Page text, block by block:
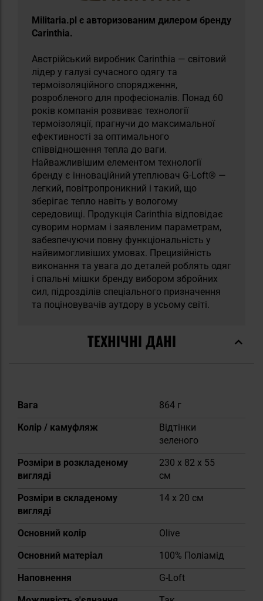
Militaria.pl є авторизованим дилером бренду
Carinthia.
Австрійський виробник Carinthia — світовий
лідер у галузі сучасного одягу та
термоізоляційного спорядження,
розробленого для професіоналів. Понад 60
років компанія розвиває технології
термоізоляції, прагнучи до максимальної
ефективності за оптимального
співвідношення тепла до ваги.
Найважливішим елементом технології
бренду є інноваційний утеплювач G-Loft® —
легкий, повітропроникний і такий, що
зберігає тепло навіть у вологому
середовищі. Продукція Carinthia відповідає
суворим нормам і заявленим параметрам,
забезпечуючи повну функціональність у
найвимогливіших умовах. Прецизійність
виконання та увага до деталей роблять одяг
і спальні мішки бренду вибором збройних
сил, підрозділів спеціального призначення
та поціновувачів аутдору в усьому світі.
ТЕХНІЧНІ ДАНІ
Докладніше
Вага
864 г
Колір / камуфляж
Відтінки
зеленого
Розміри в розкладеному
вигляді
230 x 82 x 55
см
Розміри в складеному
вигляді
14 x 20 см
Основний колір
Olive
Основний матеріал
100% Поліамід
Наповнення
G-Loft